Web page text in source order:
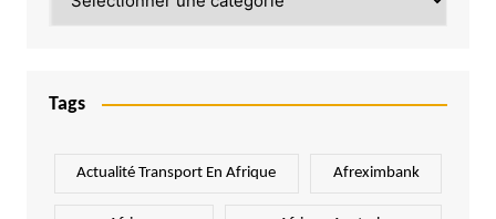
Tags
Actualité Transport En Afrique Afreximbank